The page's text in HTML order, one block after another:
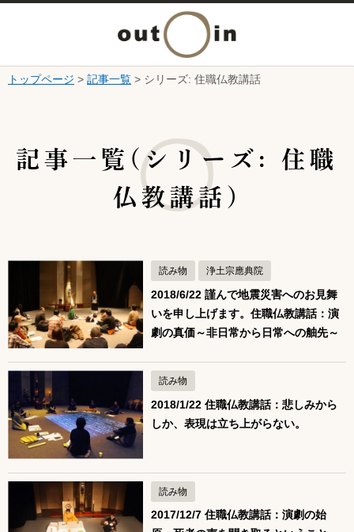
本文へ
ニ
ー
く
トップページ > 記事一覧 > シリーズ: 住職仏教講話
記事一覧(シリーズ: 住職
仏教講話)
読み物 浄土宗應典院
2018/6/22 謹んで地震災害へのお見舞
いを申し上げます。住職仏教講話：演
劇の真価～非日常から日常への舳先～
読み物
2018/1/22 住職仏教講話：悲しみから
しか、表現は立ち上がらない。
読み物
2017/12/7 住職仏教講話：演劇の始